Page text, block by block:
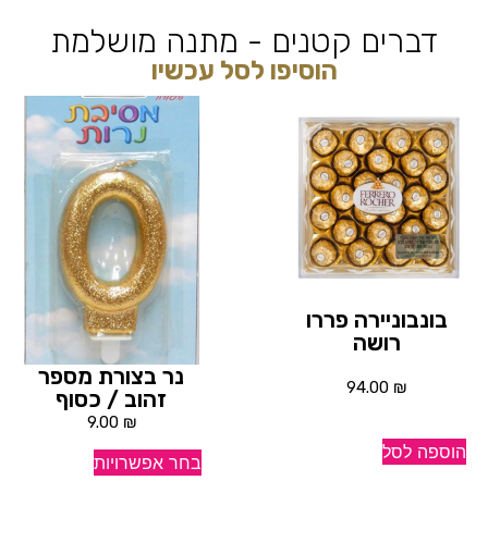
דברים קטנים - מתנה מושלמת
הוסיפו לסל עכשיו
בונבוניירה פררו
רושה
94.00 ₪
הוספה לסל
נר בצורת מספר
זהוב / כסוף
9.00 ₪
בחר אפשרויות